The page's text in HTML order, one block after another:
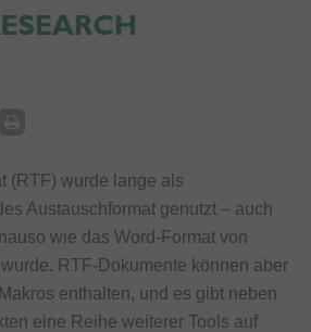
(RTF) wurde lange als
Austauschformat genutzt – auch
wie das Word-Format von
RTF-Dokumente können aber
enthalten, und es gibt neben
eine Reihe weiterer Tools auf